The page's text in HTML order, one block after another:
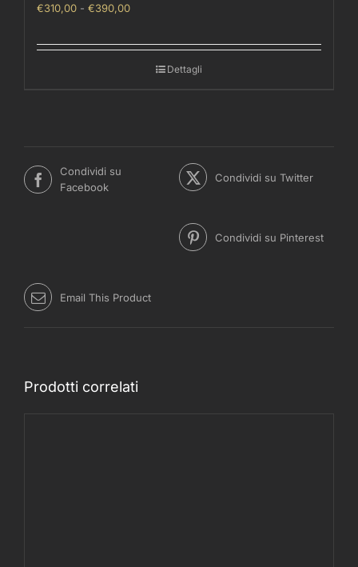
€310,00 - €390,00Fascia
€310,00Dettagli
Condividi su
Facebook
Condividi su Twitter
Condividi su Pinterest
Email This Product
Prodotti correlati